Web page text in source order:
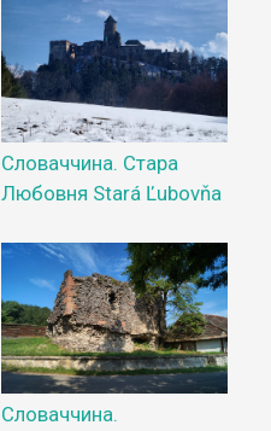
Словаччина. Стара
Любовня Stará Ľubovňa
Словаччина.